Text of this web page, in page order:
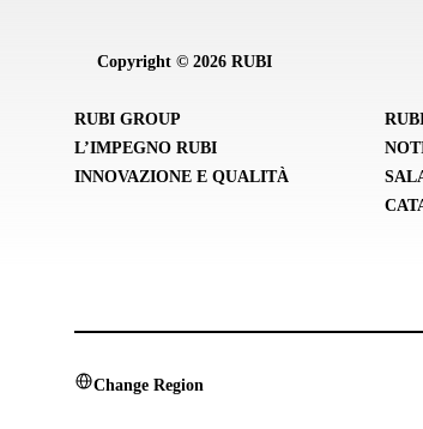
Copyright © 2026 RUBI
RUBI GROUP
L’IMPEGNO RUBI
INNOVAZIONE E QUALITÀ
Change Region